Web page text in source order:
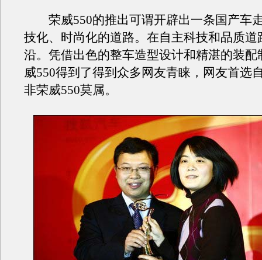
荣威550的推出可谓开辟出一条国产车
技化、时尚化的道路。在自主科技和品质道
沿。凭借出色的整车造型设计和精湛的装配
威550得到了得到众多网友青睐，网友首选
非荣威550莫属。